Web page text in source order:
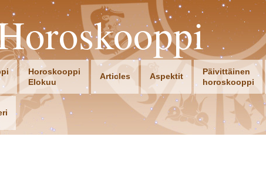
Horoskooppi
Elokuu
Articles Aspektit
Päivittäinen
horoskooppi